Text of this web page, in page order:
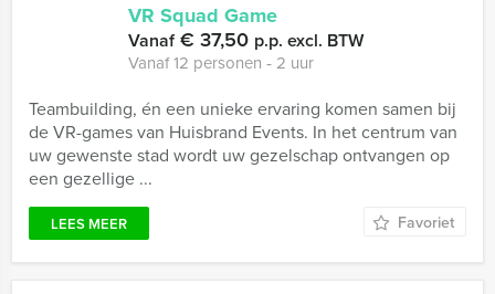
VR Squad Game
Vanaf€ 37,50 p.p. excl. BTW
Vanaf 12 personen ‐ 2 uur
Teambuilding, én een unieke ervaring komen samen bij
de VR-games van Huisbrand Events. In het centrum van
uw gewenste stad wordt uw gezelschap ontvangen op
een gezellige ...
LEES MEER Favoriet